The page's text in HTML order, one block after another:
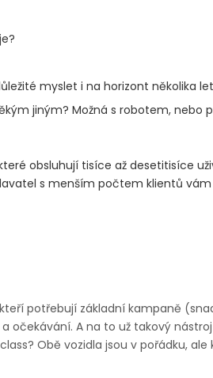
myslet i na horizont několika
jiným? Možná s robotem,
obsluhují tisíce až desetitisíce
s menším počtem klientů
potřebují základní kampaně
A na to už takový
Obě vozidla jsou v pořádku,